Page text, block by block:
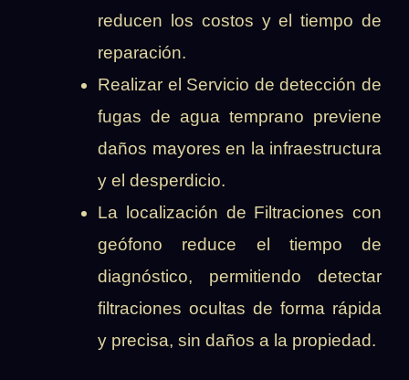
reducen los costos y el tiempo de
reparación.
Realizar el Servicio de detección de
fugas de agua temprano previene
daños mayores en la infraestructura
y el desperdicio.
La localización de Filtraciones con
geófono reduce el tiempo de
diagnóstico, permitiendo detectar
filtraciones ocultas de forma rápida
y precisa, sin daños a la propiedad.